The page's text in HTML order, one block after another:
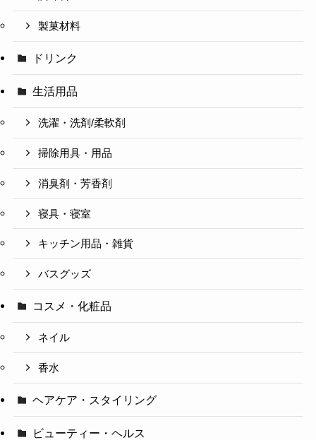
製菓材料
ドリンク
生活用品
洗濯・洗剤/柔軟剤
掃除用具・用品
消臭剤・芳香剤
寝具・寝室
キッチン用品・雑貨
バスグッズ
コスメ・化粧品
ネイル
香水
ヘアケア・スタイリング
ビューティー・ヘルス